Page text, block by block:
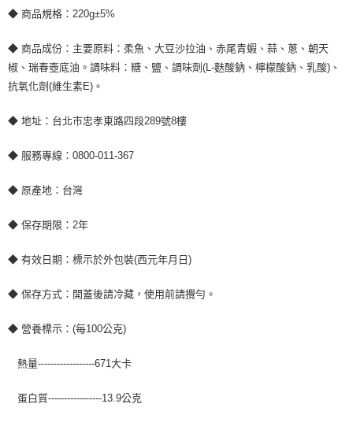
◆ 商品規格：220g±5%
◆ 商品成份：主要原料：柔魚、大豆沙拉油、赤尾青蝦、蒜、蔥、朝天
椒、瑞春壺底油。調味料：糖、鹽、調味劑(L-麩酸鈉、檸檬酸鈉、乳酸)、
抗氧化劑(維生素E)。
◆ 地址：台北市忠孝東路四段289號8樓
◆ 服務專線：0800-011-367
◆ 原產地：台灣
◆ 保存期限：2年
◆ 有效日期：標示於外包裝(西元年月日)
◆ 保存方式：開蓋後請冷藏，使用前請攪勻。
◆ 營養標示：(每100公克)
熱量------------------671大卡
蛋白質-----------------13.9公克